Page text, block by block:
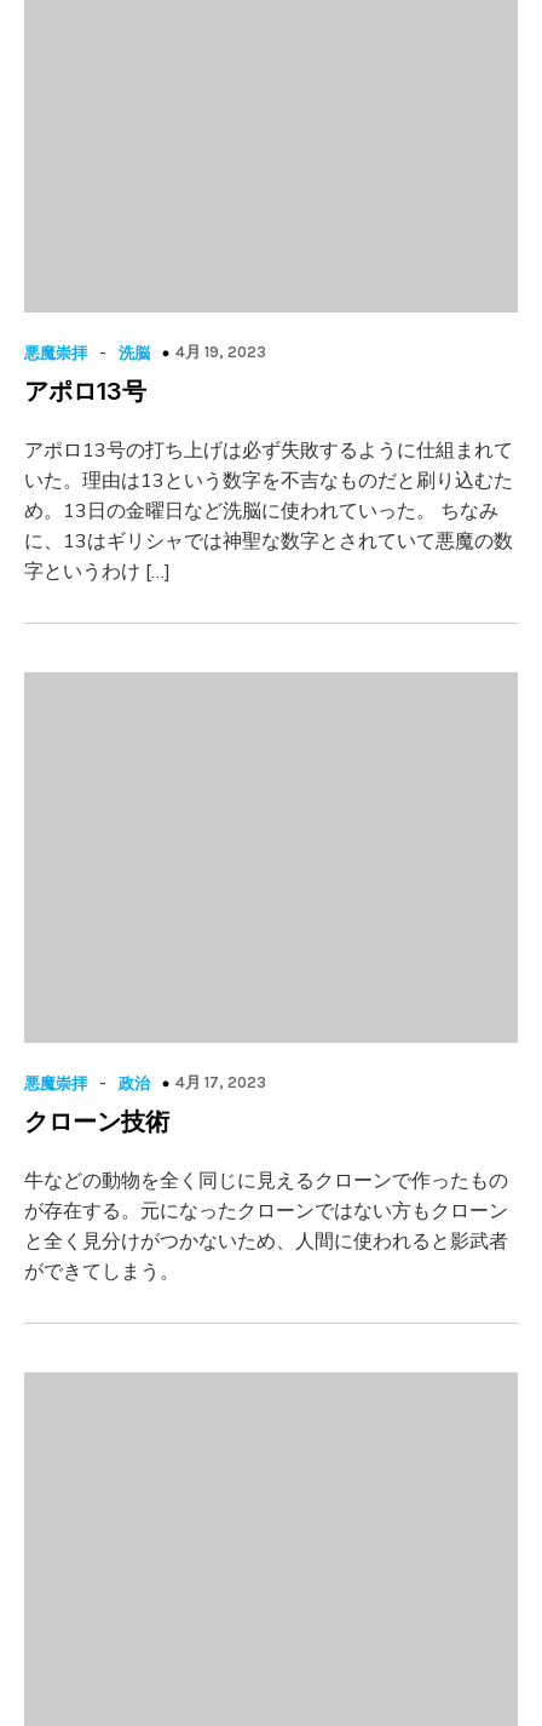
悪魔崇拝 - 洗脳 4月 19, 2023
アポロ13号
アポロ13号の打ち上げは必ず失敗するように仕組まれて
いた。理由は13という数字を不吉なものだと刷り込むた
め。13日の金曜日など洗脳に使われていった。 ちなみ
に、13はギリシャでは神聖な数字とされていて悪魔の数
字というわけ […]
悪魔崇拝 - 政治 4月 17, 2023
クローン技術
牛などの動物を全く同じに見えるクローンで作ったもの
が存在する。元になったクローンではない方もクローン
と全く見分けがつかないため、人間に使われると影武者
ができてしまう。